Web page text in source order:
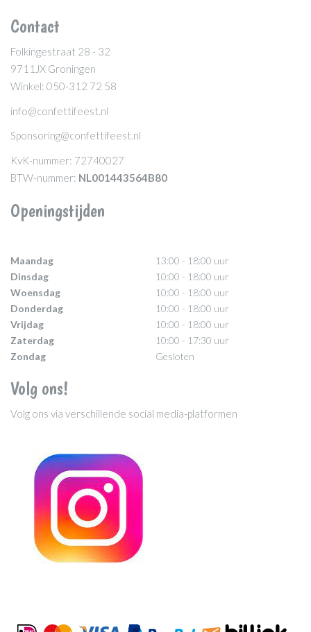
Contact
Folkingestraat 28 - 32
9711JX Groningen
Winkel: 050-312 72 58
info@confettifeest.nl
Sponsoring@confettifeest.nl
KvK-nummer: 72740027
BTW-nummer: NL001443564B80
Openingstijden
Maandag
13:00 - 18:00 uur
Dinsdag
10:00 - 18:00 uur
Woensdag
10:00 - 18:00 uur
Donderdag
10:00 - 18:00 uur
Vrijdag
10:00 - 18:00 uur
Zaterdag
10:00 - 17:30 uur
Zondag
Gesloten
Volg ons!
Volg ons via verschillende social media-platformen